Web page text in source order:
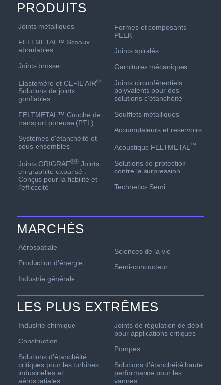
PRODUITS
Joints métalliques
FELTMETAL™ Sceaux
abradables
Joints brosse
Elastomère et CEFIL'AIR®
Solutions de joints
gonflables
FELTMETAL™ Couche de
transport poreuse (PTL)
Systèmes d'étanchéité et
sous-ensembles
Joints ORIGRAF®®Joints
en graphite expansé :
Conçus pour la fiabilité et
l'efficacité
Formes et composants
PEEK
Joints spiralés
Garnitures mécaniques
Joints circonférentiels
polyvalents pour des
solutions d'étanchéité
Soufflets métalliques
Accumulateurs et réservoirs
Acoustique FELTMETAL ™
Solutions de protection
contre la surpression
Technetics Semi
MARCHÉS
Aérospatiale
Production d'énergie
Industrie générale
Sciences de la vie
Semi-conducteur
LES PLUS EXTRÊMES
Industrie chimique
Construction
Solutions d'étanchéité
critiques pour les turbines
industrielles et
aérospatiales
Joints de régulation de débit
pour applications critiques
Pompes
Solutions d'étanchéité haute
performance pour les
vannes